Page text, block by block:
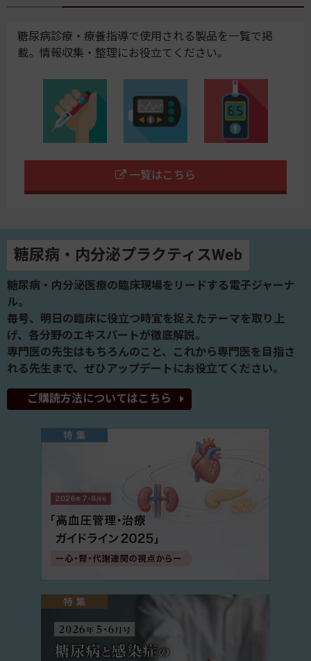
糖尿病診療・療養指導で使用される製品を一覧で掲
載。情報収集・整理にお役立てください。
一覧はこちら
糖尿病・内分泌プラクティスWeb
糖尿病・内分泌医療の臨床現場をリードする電子ジャーナ
ル。
毎号、明日の臨床に役立つ時宜を捉えたテーマを取り上
げ、各分野のエキスパートが徹底解説。
専門医の先生はもちろんのこと、これから専門医を目指さ
れる先生まで、ぜひアップデートにお役立てください。
ご購読方法についてはこちら